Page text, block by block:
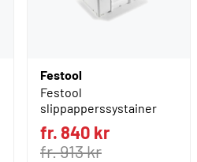
Festool
Festool
slippapperssystainer
fr. 840 kr
fr. 913 kr